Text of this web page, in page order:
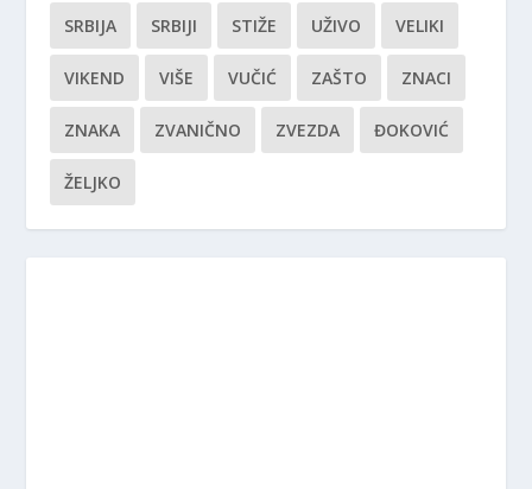
SRBIJA SRBIJI STIŽE UŽIVO VELIKI
VIKEND VIŠE VUČIĆ ZAŠTO ZNACI
ZNAKA ZVANIČNO ZVEZDA ĐOKOVIĆ
ŽELJKO